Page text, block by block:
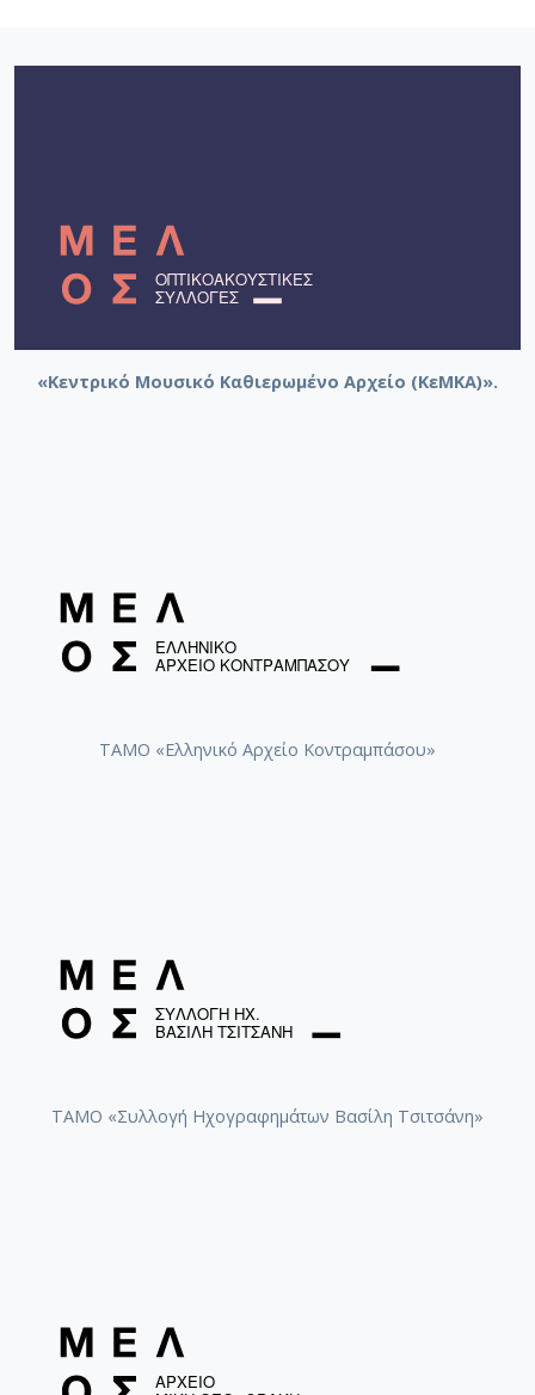
«Κεντρικό Μουσικό Καθιερωμένο Αρχείο (ΚεΜΚΑ)».
ΤΑΜΟ «Ελληνικό Αρχείο Κοντραμπάσου»
ΤΑΜΟ «Συλλογή Ηχογραφημάτων Βασίλη Τσιτσάνη»